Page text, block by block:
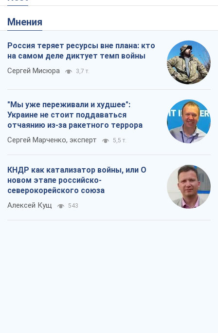
Мнения
Россия теряет ресурсы вне плана: кто
на самом деле диктует темп войны
Сергей Мисюра 3,7 т.
"Мы уже переживали и худшее":
Украине не стоит поддаваться
отчаянию из-за ракетного террора
Сергей Марченко, эксперт 5,5 т.
КНДР как катализатор войны, или О
новом этапе российско-
северокорейского союза
Алексей Кущ 543